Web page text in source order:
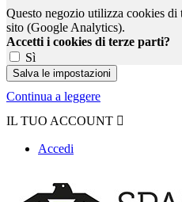
Questo negozio utilizza cookies
sito (Google Analytics).
Accetti i cookies di terze parti?
Sì
Continua a leggere
IL TUO ACCOUNT 
Accedi